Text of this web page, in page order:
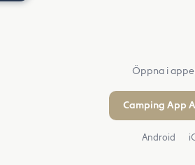
Öppna i
Camping App
Android